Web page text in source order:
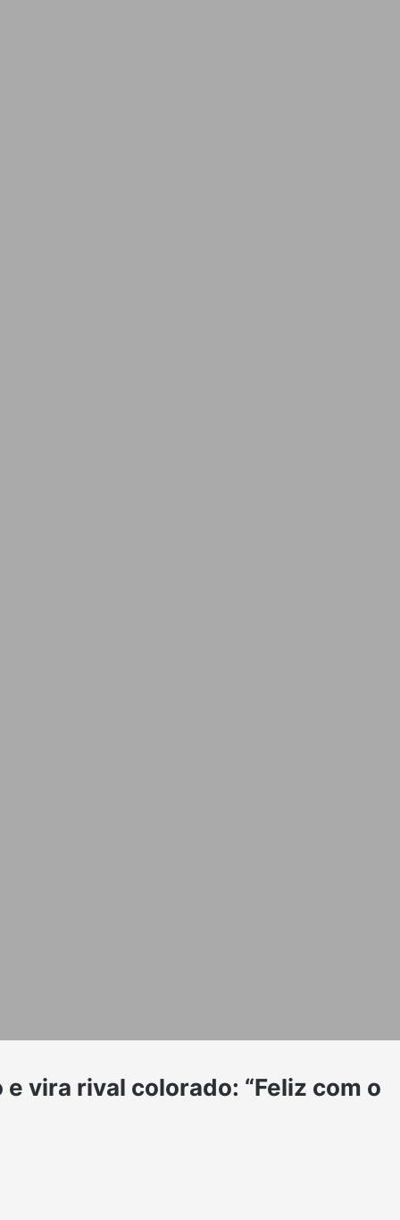
vira rival colorado: “Feliz com o